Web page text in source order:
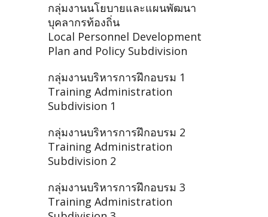
กลุ่มงานนโยบายและแผนพัฒนา
บุคลากรท้องถิ่น
Local Personnel Development
Plan and Policy Subdivision
กลุ่มงานบริหารการฝึกอบรม 1
Training Administration
Subdivision 1
กลุ่มงานบริหารการฝึกอบรม 2
Training Administration
Subdivision 2
กลุ่มงานบริหารการฝึกอบรม 3
Training Administration